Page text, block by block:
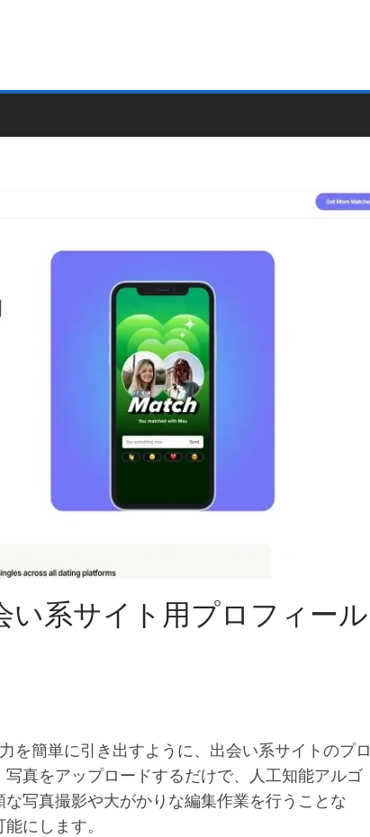
系サイト用プロフィール
簡単に引き出すように、出会い系サイトのプロ
真をアップロードするだけで、人工知能アルゴ
写真撮影や大がかりな編集作業を行うことな
にします。